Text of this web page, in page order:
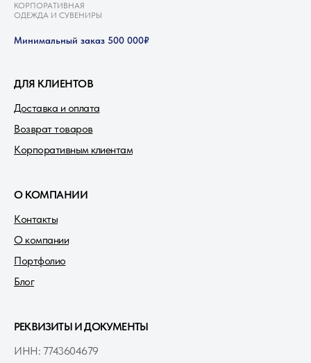
КОРПОРАТИВНАЯ
ОДЕЖДА И СУВЕНИРЫ
Минимальный заказ 500 000₽
Доставка и оплата
ДЛЯ КЛИЕНТОВ
Возврат товаров
Корпоративным клиентам
ИНН: 7743604679
О КОМПАНИИ
Портфолио
Блог
О компании
Контакты
РЕКВИЗИТЫ И ДОКУМЕНТЫ